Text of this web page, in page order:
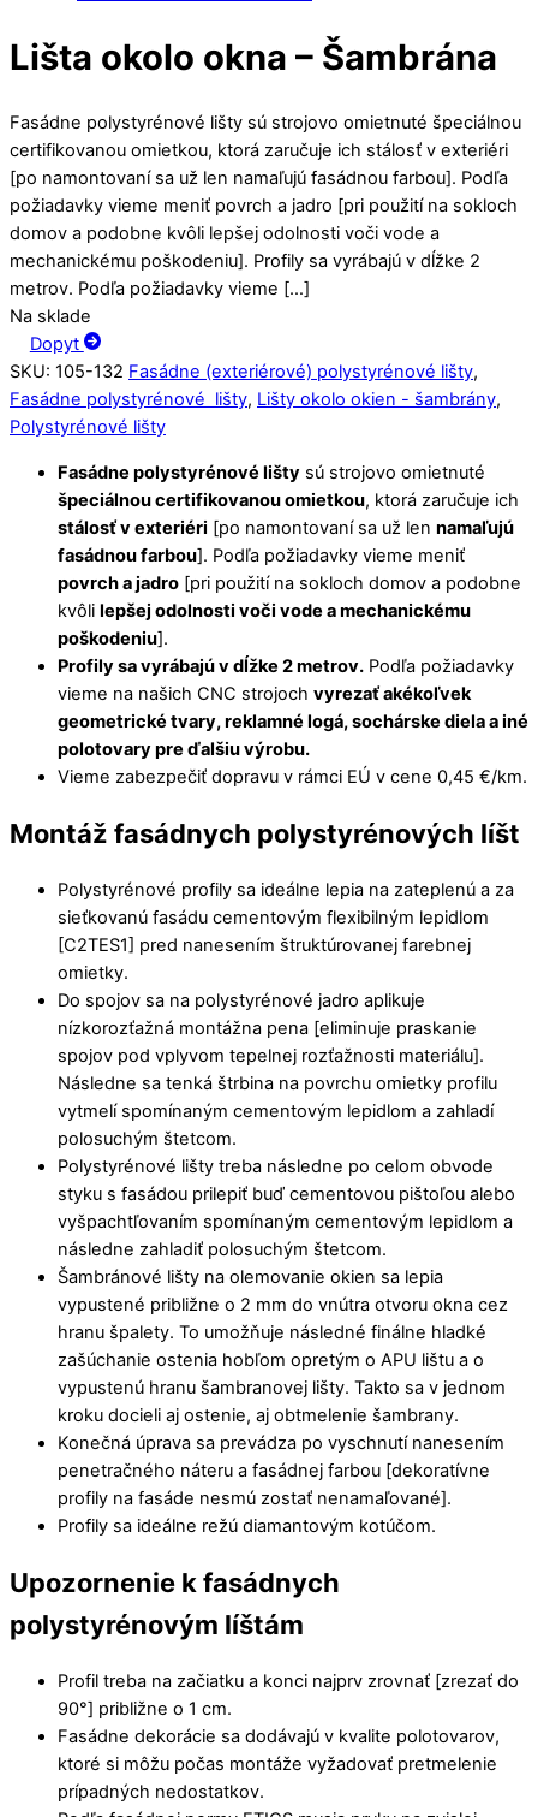
Lišta okolo okna – Šambrána
Fasádne polystyrénové lišty sú strojovo omietnuté špeciálnou
certifikovanou omietkou, ktorá zaručuje ich stálosť v exteriéri
[po namontovaní sa už len namaľujú fasádnou farbou]. Podľa
požiadavky vieme meniť povrch a jadro [pri použití na sokloch
domov a podobne kvôli lepšej odolnosti voči vode a
mechanickému poškodeniu]. Profily sa vyrábajú v dĺžke 2
metrov. Podľa požiadavky vieme […]
Na sklade
Dopyt
SKU: 105-132 Fasádne (exteriérové) polystyrénové lišty,
Fasádne polystyrénové lišty, Lišty okolo okien - šambrány,
Polystyrénové lišty
Fasádne polystyrénové lišty sú strojovo omietnuté
špeciálnou certifikovanou omietkou, ktorá zaručuje ich
stálosť v exteriéri [po namontovaní sa už len namaľujú
fasádnou farbou]. Podľa požiadavky vieme meniť
povrch a jadro [pri použití na sokloch domov a podobne
kvôli lepšej odolnosti voči vode a mechanickému
poškodeniu].
Profily sa vyrábajú v dĺžke 2 metrov. Podľa požiadavky
vieme na našich CNC strojoch vyrezať akékoľvek
geometrické tvary, reklamné logá, sochárske diela a iné
polotovary pre ďalšiu výrobu.
Vieme zabezpečiť dopravu v rámci EÚ v cene 0,45 €/km.
Montáž fasádnych polystyrénových líšt
Polystyrénové profily sa ideálne lepia na zateplenú a za
sieťkovanú fasádu cementovým flexibilným lepidlom
[C2TES1] pred nanesením štruktúrovanej farebnej
omietky.
Do spojov sa na polystyrénové jadro aplikuje
nízkorozťažná montážna pena [eliminuje praskanie
spojov pod vplyvom tepelnej rozťažnosti materiálu].
Následne sa tenká štrbina na povrchu omietky profilu
vytmelí spomínaným cementovým lepidlom a zahladí
polosuchým štetcom.
Polystyrénové lišty treba následne po celom obvode
styku s fasádou prilepiť buď cementovou pištoľou alebo
vyšpachtľovaním spomínaným cementovým lepidlom a
následne zahladiť polosuchým štetcom.
Šambránové lišty na olemovanie okien sa lepia
vypustené približne o 2 mm do vnútra otvoru okna cez
hranu špalety. To umožňuje následné finálne hladké
zašúchanie ostenia hobľom opretým o APU lištu a o
vypustenú hranu šambranovej lišty. Takto sa v jednom
kroku docieli aj ostenie, aj obtmelenie šambrany.
Konečná úprava sa prevádza po vyschnutí nanesením
penetračného náteru a fasádnej farbou [dekoratívne
profily na fasáde nesmú zostať nenamaľované].
Profily sa ideálne režú diamantovým kotúčom.
Upozornenie k fasádnych
polystyrénovým líštám
Profil treba na začiatku a konci najprv zrovnať [zrezať do
90°] približne o 1 cm.
Fasádne dekorácie sa dodávajú v kvalite polotovarov,
ktoré si môžu počas montáže vyžadovať pretmelenie
prípadných nedostatkov.